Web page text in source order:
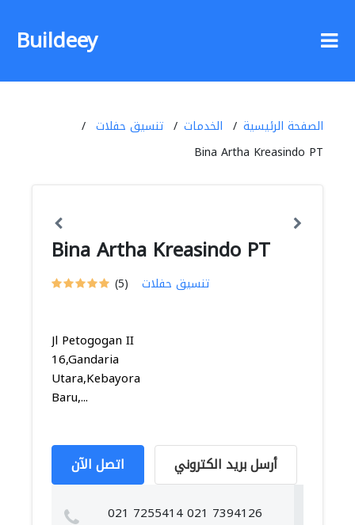
Buildeey
الصفحة الرئيسية الخدمات
تنسيق حفلات
Bina Artha Kreasindo PT
Bina Artha Kreasindo PT
(5) تنسيق حفلات
Jl Petogogan II
16,Gandaria
Utara,Kebayoran
Baru,...
اتصل الآن أرسل بريد الكتروني
021 7255414 021 7394126